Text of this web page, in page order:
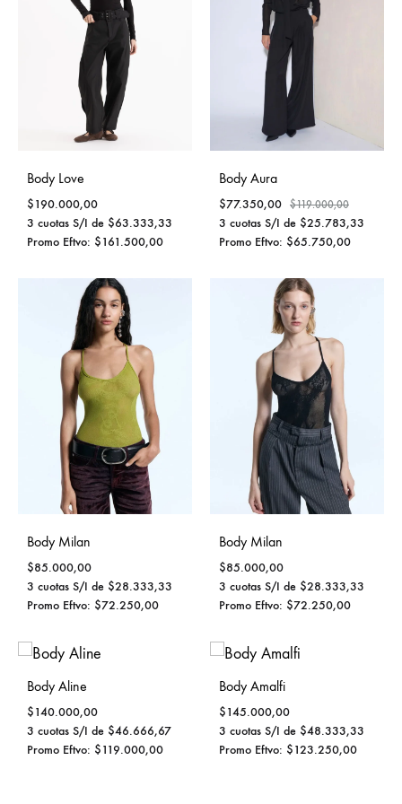
Body Love
$190.000,00
3 cuotas S/I de $63.333,33
Promo Eftvo: $161.500,00
Body Aura
$77.350,00 $119.000,00
3 cuotas S/I de $25.783,33
Promo Eftvo: $65.750,00
Body Milan
$85.000,00
3 cuotas S/I de $28.333,33
Promo Eftvo: $72.250,00
Body Milan
$85.000,00
3 cuotas S/I de $28.333,33
Promo Eftvo: $72.250,00
Body Aline
$140.000,00
3 cuotas S/I de $46.666,67
Promo Eftvo: $119.000,00
Body Amalfi
$145.000,00
3 cuotas S/I de $48.333,33
Promo Eftvo: $123.250,00